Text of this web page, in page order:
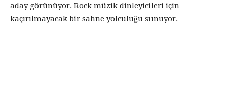
aday görünüyor. Rock müzik dinleyicileri için
kaçırılmayacak bir sahne yolculuğu sunuyor.